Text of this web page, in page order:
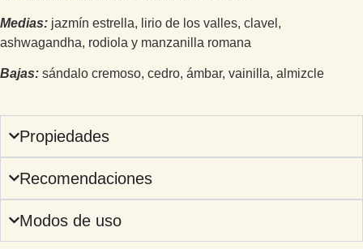
Medias: jazmín estrella, lirio de los valles, clavel,
ashwagandha, rodiola y manzanilla romana
Bajas: sándalo cremoso, cedro, ámbar, vainilla, almizcle
Propiedades
Recomendaciones
Modos de uso